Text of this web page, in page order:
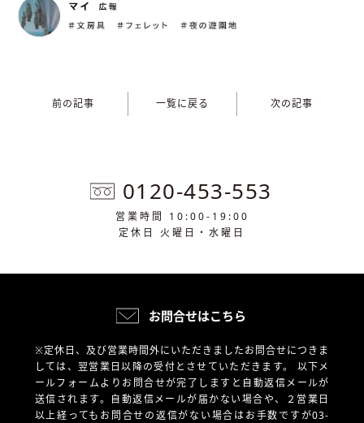
前の記事 一覧に戻る 次の記事
0120-453-553
営業時間 10:00-19:00
定休日 火曜日・水曜日
お問合せはこちら
※定休日、及び営業時間外にいただきましたお問合せにつきま
しては、翌営業日以降の受付とさせていただきます。 以下メ
ールフォームよりお問合せが完了しますと自動返信メールが
送信されます。自動返信メールが届かない場合や、
２営業日
以上経ってもお問合せの返信がない場合はお手数ですが03-